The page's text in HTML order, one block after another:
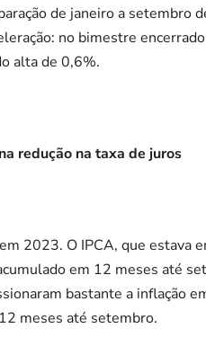
de janeiro a setembro
no bimestre
alta de 0,6%.
redução na taxa de juros
2023. O IPCA, que estava
em 12 meses até
bastante a inflação
meses até setembro.